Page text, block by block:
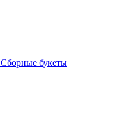
Сборные букеты